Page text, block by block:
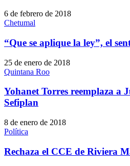
6 de febrero de 2018
Chetumal
“Que se aplique la ley”, el
25 de enero de 2018
Quintana Roo
Yohanet Torres reemplaza a
Sefiplan
8 de enero de 2018
Política
Rechaza el CCE de Riviera